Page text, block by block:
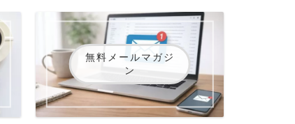
無料メールマガジ
ン